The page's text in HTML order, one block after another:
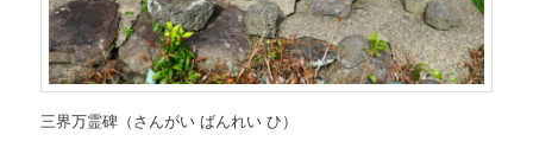
三界万霊碑（さんがい ばんれい ひ）